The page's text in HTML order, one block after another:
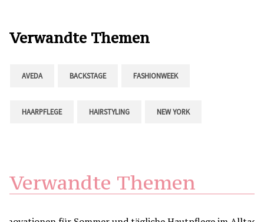
Verwandte Themen
AVEDA BACKSTAGE FASHIONWEEK
HAARPFLEGE HAIRSTYLING NEW YORK
Verwandte Themen